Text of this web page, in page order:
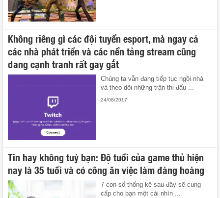
Không riêng gì các đội tuyển esport, mà ngay cả
các nhà phát triển và các nền tảng stream cũng
đang cạnh tranh rất gay gắt
Chúng ta vẫn đang tiếp tục ngồi nhà
và theo dõi những trận thi đấu ...
24/08/2017
Tin hay không tuỳ bạn: Độ tuổi của game thủ hiện
nay là 35 tuổi và có công ăn việc làm đàng hoàng
7 con số thống kê sau đây sẽ cung
cấp cho bạn một cái nhìn ...